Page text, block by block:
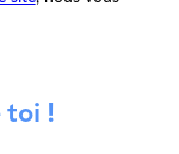
toi !